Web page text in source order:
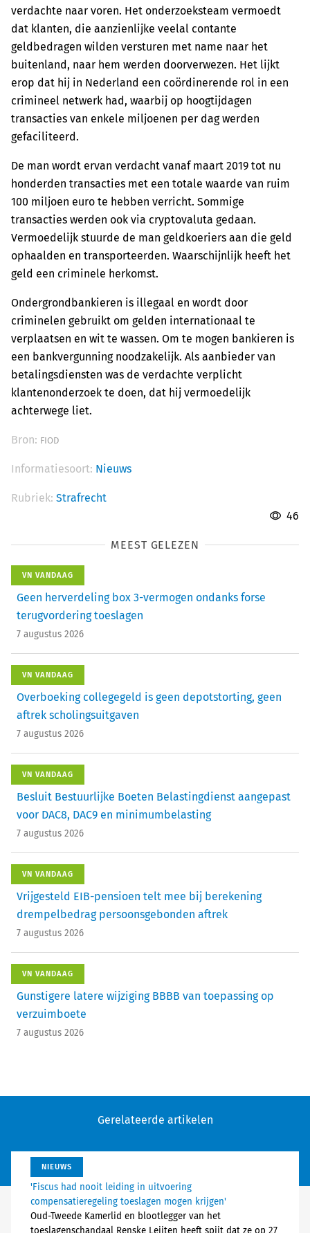
verdachte naar voren. Het onderzoeksteam vermoedt
dat klanten, die aanzienlijke veelal contante
geldbedragen wilden versturen met name naar het
buitenland, naar hem werden doorverwezen. Het lijkt
erop dat hij in Nederland een coördinerende rol in een
crimineel netwerk had, waarbij op hoogtijdagen
transacties van enkele miljoenen per dag werden
gefaciliteerd.
De man wordt ervan verdacht vanaf maart 2019 tot nu
honderden transacties met een totale waarde van ruim
100 miljoen euro te hebben verricht. Sommige
transacties werden ook via cryptovaluta gedaan.
Vermoedelijk stuurde de man geldkoeriers aan die geld
ophaalden en transporteerden. Waarschijnlijk heeft het
geld een criminele herkomst.
Ondergrondbankieren is illegaal en wordt door
criminelen gebruikt om gelden internationaal te
verplaatsen en wit te wassen. Om te mogen bankieren is
een bankvergunning noodzakelijk. Als aanbieder van
betalingsdiensten was de verdachte verplicht
klantenonderzoek te doen, dat hij vermoedelijk
achterwege liet.
Bron: FIOD
Informatiesoort: Nieuws
Rubriek: Strafrecht
46
MEEST GELEZEN
VN VANDAAG
Geen herverdeling box 3-vermogen ondanks forse
terugvordering toeslagen
7 augustus 2026
VN VANDAAG
Overboeking collegegeld is geen depotstorting, geen
aftrek scholingsuitgaven
7 augustus 2026
VN VANDAAG
Besluit Bestuurlijke Boeten Belastingdienst aangepast
voor DAC8, DAC9 en minimumbelasting
7 augustus 2026
VN VANDAAG
Vrijgesteld EIB-pensioen telt mee bij berekening
drempelbedrag persoonsgebonden aftrek
7 augustus 2026
VN VANDAAG
Gunstigere latere wijziging BBBB van toepassing op
verzuimboete
7 augustus 2026
Gerelateerde artikelen
NIEUWS
'Fiscus had nooit leiding in uitvoering
compensatieregeling toeslagen mogen krijgen'
Oud-Tweede Kamerlid en blootlegger van het